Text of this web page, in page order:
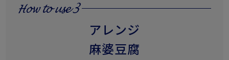
アレンジ
麻婆豆腐